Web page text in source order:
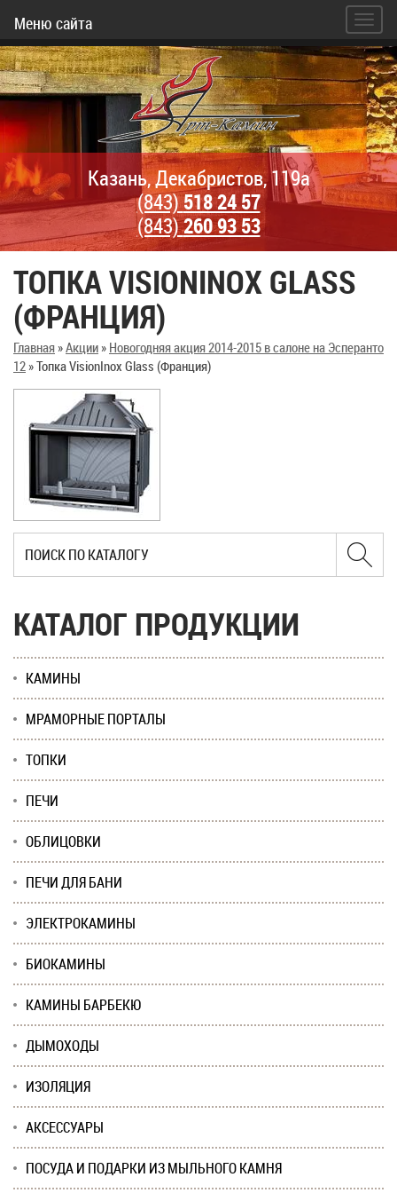
Меню сайта
Казань, Декабристов, 119а
(843)518 24 57
(843)260 93 53
ТОПКА VISIONINOX GLASS
(ФРАНЦИЯ)
Главная»Акции» Новогодняя акция 2014-2015 в салоне на Эсперанто
12»Топка VisionInox Glass (Франция)
КАТАЛОГ ПРОДУКЦИИ
КАМИНЫ
МРАМОРНЫЕ ПОРТАЛЫ
ТОПКИ
ПЕЧИ
ОБЛИЦОВКИ
ПЕЧИ ДЛЯ БАНИ
ЭЛЕКТРОКАМИНЫ
БИОКАМИНЫ
КАМИНЫ БАРБЕКЮ
ДЫМОХОДЫ
ИЗОЛЯЦИЯ
АКСЕССУАРЫ
ПОСУДА И ПОДАРКИ ИЗ МЫЛЬНОГО КАМНЯ